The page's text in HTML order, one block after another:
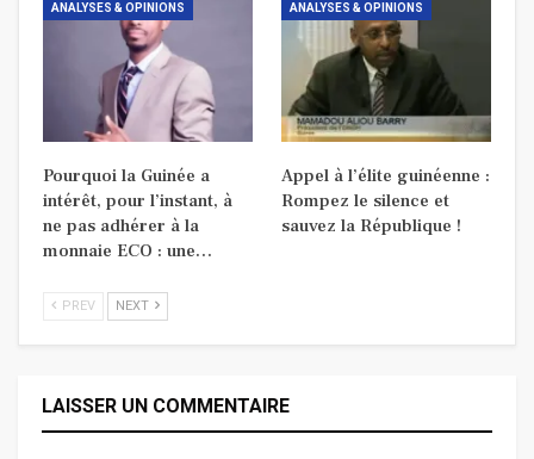
ANALYSES & OPINIONS
Pourquoi la Guinée a
intérêt, pour l’instant, à
ne pas adhérer à la
monnaie ECO : une…
ANALYSES & OPINIONS
Appel à l’élite guinéenne :
Rompez le silence et
sauvez la République !
PREV NEXT
LAISSER UN COMMENTAIRE